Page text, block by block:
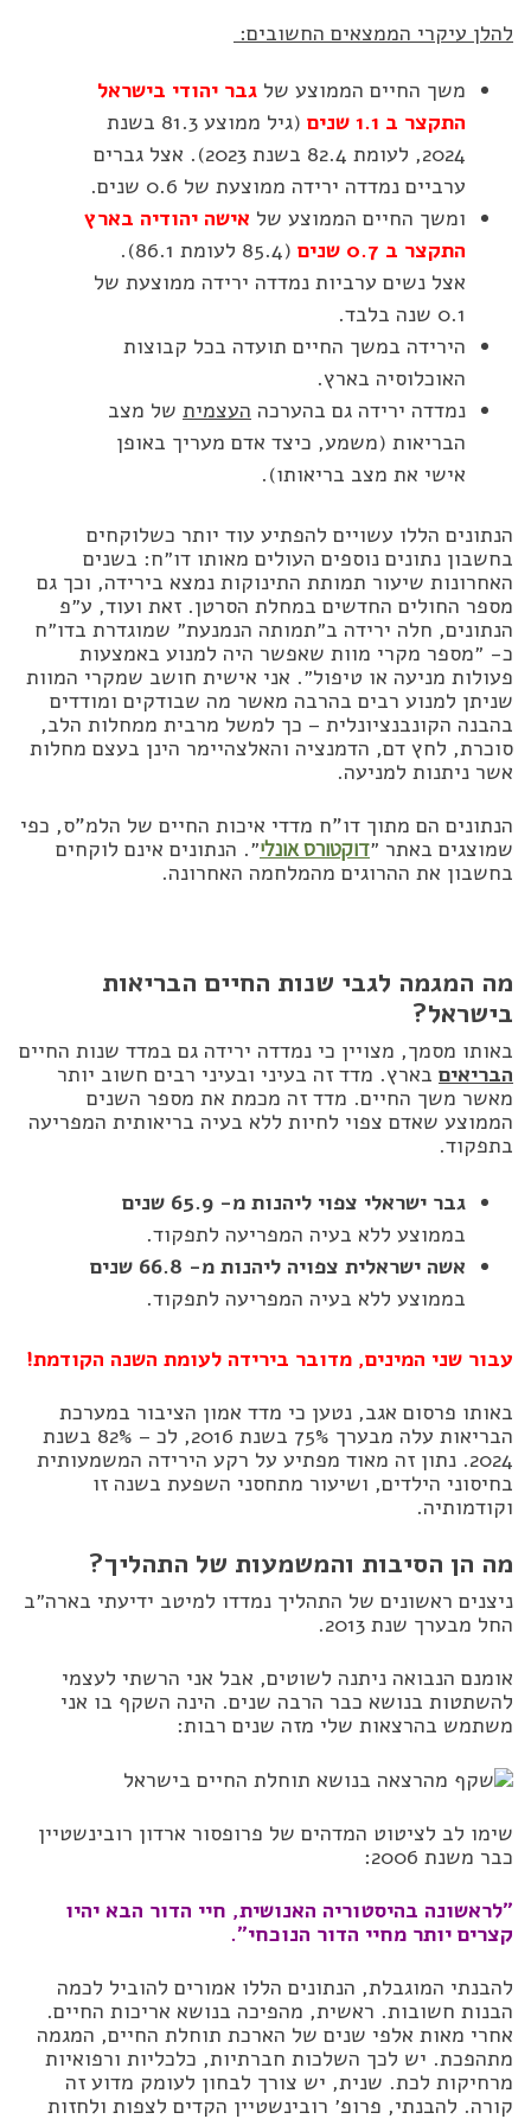
להלן עיקרי הממצאים החשובים:
משך החיים הממוצע של גבר יהודי בישראל
התקצר ב 1.1 שנים
(גיל ממוצע 81.3 בשנת
2024, לעומת 82.4 בשנת 2023). אצל גברים
ערביים נמדדה ירידה ממוצעת של 0.6 שנים.
ומשך החיים הממוצע של אישה יהודיה בארץ
התקצר ב 0.7 שנים
(85.4 לעומת 86.1).
אצל נשים ערביות נמדדה ירידה ממוצעת של
0.1 שנה בלבד.
הירידה במשך החיים תועדה בכל קבוצות
האוכלוסיה בארץ.
נמדדה ירידה גם בהערכה העצמית של מצב
הבריאות (משמע, כיצד אדם מעריך באופן
אישי את מצב בריאותו).
הנתונים הללו עשויים להפתיע עוד יותר כשלוקחים
בחשבון נתונים נוספים העולים מאותו דו״ח: בשנים
האחרונות שיעור תמותת התינוקות נמצא בירידה, וכך גם
מספר החולים החדשים במחלת הסרטן. זאת ועוד, ע״פ
הנתונים, חלה ירידה ב״תמותה הנמנעת״ שמוגדרת בדו״ח
כ- ״מספר מקרי מוות שאפשר היה למנוע באמצעות
פעולות מניעה או טיפול״. אני אישית חושב שמקרי המוות
שניתן למנוע רבים בהרבה מאשר מה שבודקים ומודדים
בהבנה הקונבנציונלית – כך למשל מרבית ממחלות הלב,
סוכרת, לחץ דם, הדמנציה והאלצהיימר הינן בעצם מחלות
אשר ניתנות למניעה.
הנתונים הם מתוך דו”ח מדדי איכות החיים של הלמ”ס, כפי
שמוצגים באתר ״דוקטורס אונלי״. הנתונים אינם לוקחים
בחשבון את ההרוגים מהמלחמה האחרונה.
מה המגמה לגבי שנות החיים הבריאות
בישראל?
באותו מסמך, מצויין כי נמדדה ירידה גם במדד שנות החיים
הבריאים בארץ. מדד זה בעיני ובעיני רבים חשוב יותר
מאשר משך החיים. מדד זה מכמת את מספר השנים
הממוצע שאדם צפוי לחיות ללא בעיה בריאותית המפריעה
בתפקוד.
גבר ישראלי צפוי ליהנות מ- 65.9 שנים
בממוצע ללא בעיה המפריעה לתפקוד.
אשה ישראלית צפויה ליהנות מ- 66.8 שנים
בממוצע ללא בעיה המפריעה לתפקוד.
עבור שני המינים, מדובר בירידה לעומת השנה הקודמת!
באותו פרסום אגב, נטען כי מדד אמון הציבור במערכת
הבריאות עלה מבערך 75% בשנת 2016, לכ – 82% בשנת
2024. נתון זה מאוד מפתיע על רקע הירידה המשמעותית
בחיסוני הילדים, ושיעור מתחסני השפעת בשנה זו
וקודמותיה.
מה הן הסיבות והמשמעות של התהליך?
ניצנים ראשונים של התהליך נמדדו למיטב ידיעתי בארה״ב
החל מבערך שנת 2013.
אומנם הנבואה ניתנה לשוטים, אבל אני הרשתי לעצמי
להשתטות בנושא כבר הרבה שנים. הינה השקף בו אני
משתמש בהרצאות שלי מזה שנים רבות:
שימו לב לציטוט המדהים של פרופסור ארדון רובינשטיין
כבר משנת 2006:
״לראשונה בהיסטוריה האנושית, חיי הדור הבא יהיו
קצרים יותר מחיי הדור הנוכחי״.
להבנתי המוגבלת, הנתונים הללו אמורים להוביל לכמה
הבנות חשובות. ראשית, מהפיכה בנושא אריכות החיים.
אחרי מאות אלפי שנים של הארכת תוחלת החיים, המגמה
מתהפכת. יש לכך השלכות חברתיות, כלכליות ורפואיות
מרחיקות לכת. שנית, יש צורך לבחון לעומק מדוע זה
קורה. להבנתי, פרופ׳ רובינשטיין הקדים לצפות ולחזות